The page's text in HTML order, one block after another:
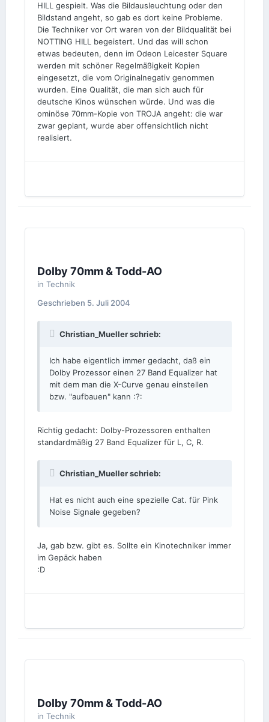
HILL gespielt. Was die Bildausleuchtung oder den
Bildstand angeht, so gab es dort keine Probleme.
Die Techniker vor Ort waren von der Bildqualität bei
NOTTING HILL begeistert. Und das will schon
etwas bedeuten, denn im Odeon Leicester Square
werden mit schöner Regelmäßigkeit Kopien
eingesetzt, die vom Originalnegativ genommen
wurden. Eine Qualität, die man sich auch für
deutsche Kinos wünschen würde. Und was die
ominöse 70mm-Kopie von TROJA angeht: die war
zwar geplant, wurde aber offensichtlich nicht
realisiert.
Dolby 70mm & Todd-AO
in Technik
Geschrieben 5. Juli 2004
Christian_Mueller schrieb:
Ich habe eigentlich immer gedacht, daß ein
Dolby Prozessor einen 27 Band Equalizer hat
mit dem man die X-Curve genau einstellen
bzw. "aufbauen" kann :?:
Richtig gedacht: Dolby-Prozessoren enthalten
standardmäßig 27 Band Equalizer für L, C, R.
Christian_Mueller schrieb:
Hat es nicht auch eine spezielle Cat. für Pink
Noise Signale gegeben?
Ja, gab bzw. gibt es. Sollte ein Kinotechniker immer
im Gepäck haben
:D
Dolby 70mm & Todd-AO
in Technik